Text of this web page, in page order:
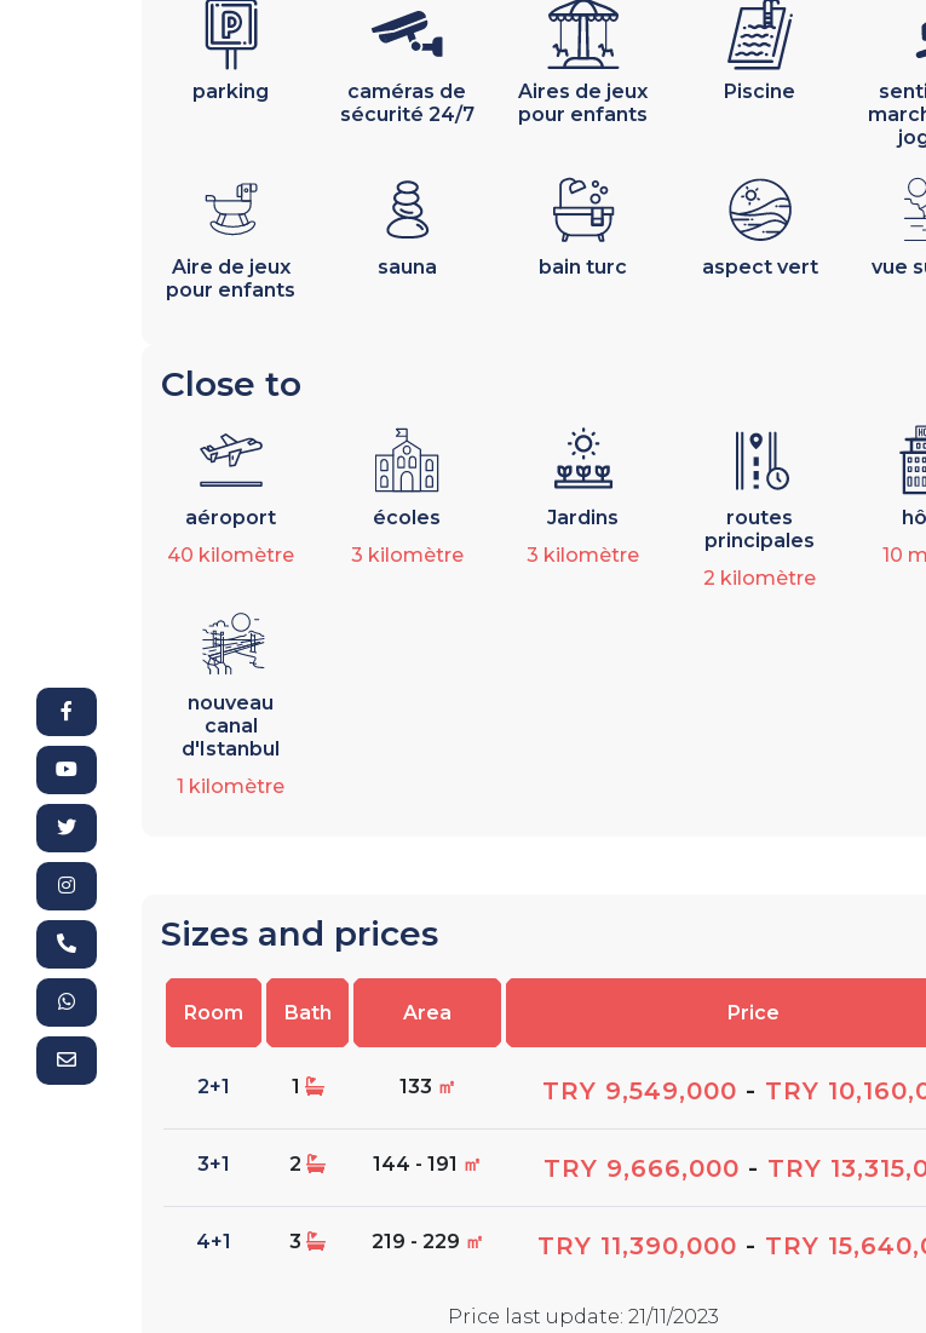
parking
caméras de
sécurité 24/7
Aires de jeux
pour enfants
Piscine
Aire de jeux
pour enfants
sauna bain turc aspect vert vue
Close to
aéroport
40 kilomètre
écoles
3 kilomètre
Jardins
3 kilomètre
routes
principales
2 kilomètre
10
nouveau
canal
d'Istanbul
1 kilomètre
Sizes and prices
Room Bath Area Price
2+1 1 133 ㎡ TRY 9,549,000 - TRY
3+1 2 144 - 191 ㎡ TRY 9,666,000 - TRY
4+1 3 219 - 229 ㎡ TRY 11,390,000 - TRY
Price last update: 21/11/2023